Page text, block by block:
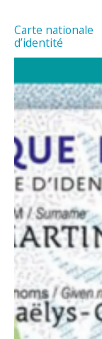
Carte nationale
d’identité